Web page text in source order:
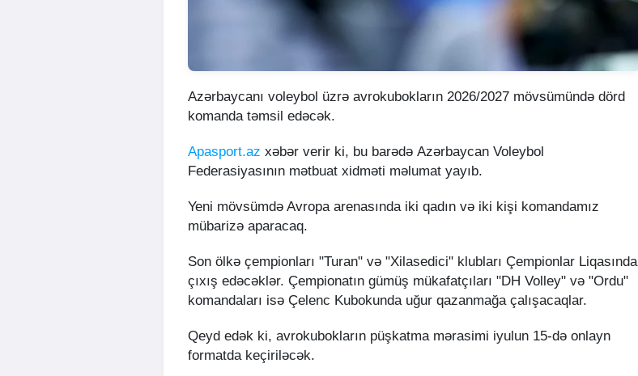
Azərbaycanı voleybol üzrə avrokubokların 2026/2027 mövsümündə dörd
komanda təmsil edəcək.
Apasport.az xəbər verir ki, bu barədə Azərbaycan Voleybol
Federasiyasının mətbuat xidməti məlumat yayıb.
Yeni mövsümdə Avropa arenasında iki qadın və iki kişi komandamız
mübarizə aparacaq.
Son ölkə çempionları "Turan" və "Xilasedici" klubları Çempionlar Liqasında
çıxış edəcəklər. Çempionatın gümüş mükafatçıları "DH Volley" və "Ordu"
komandaları isə Çelenc Kubokunda uğur qazanmağa çalışacaqlar.
Qeyd edək ki, avrokubokların püşkatma mərasimi iyulun 15-də onlayn
formatda keçiriləcək.